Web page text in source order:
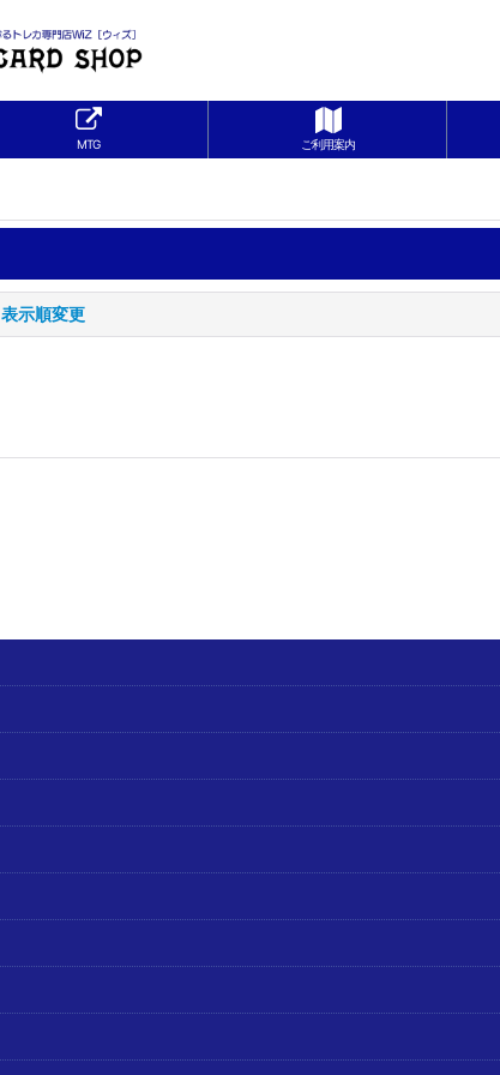
MTG ご利用案内
表示順変更